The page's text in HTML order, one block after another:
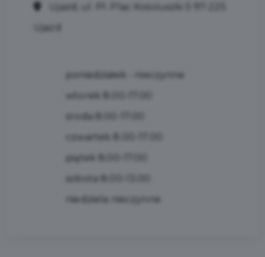
Ujazd, ul. Pl. Plac Kościuszki 5 97-225
Ujazd
poniedziałek - nieczynne
wtorek 8.00-17.00
środa 8.00-17.00
czwartek 8.00-17.00
piątek 8.00-17.00
sobota 8.00-13.00
niedziela nieczynne